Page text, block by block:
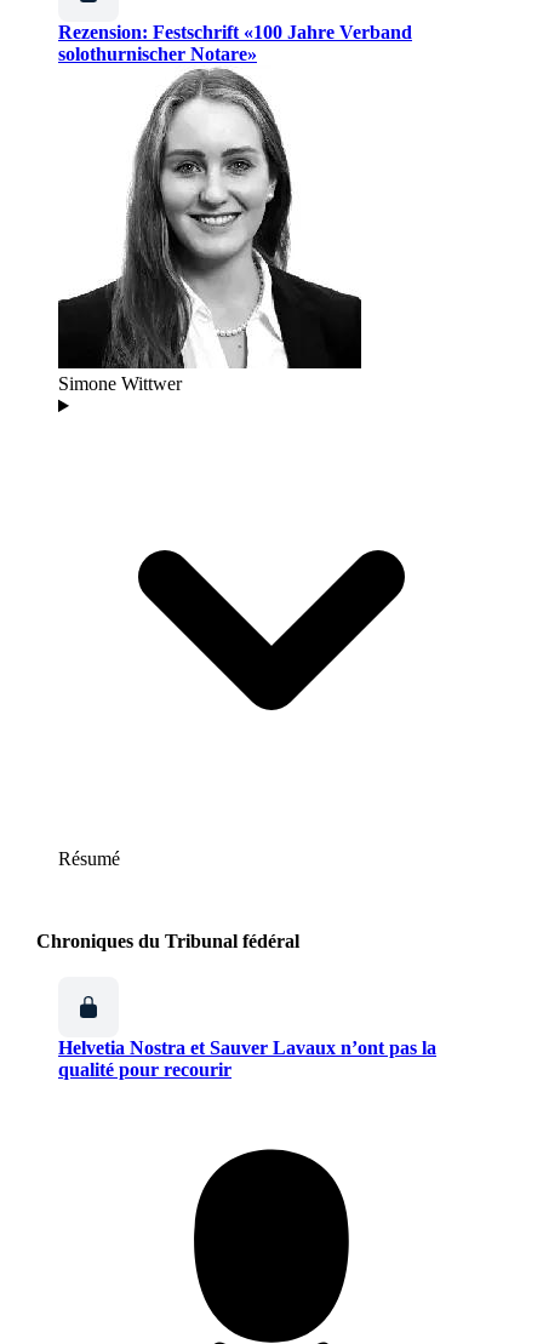
Rezension: Festschrift «100 Jahre Verband
solothurnischer Notare»
Simone Wittwer
Résumé
Chroniques du Tribunal fédéral
Helvetia Nostra et Sauver Lavaux n’ont pas la
qualité pour recourir